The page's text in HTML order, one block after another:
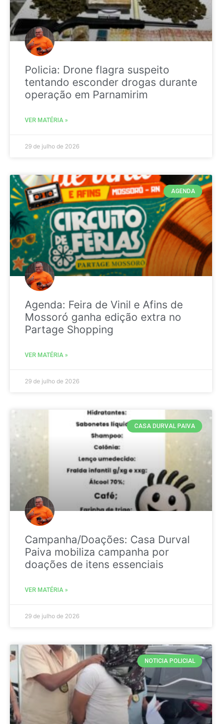
Policia: Drone flagra suspeito
tentando esconder drogas durante
operação em Parnamirim
VER MATÉRIA »
29 de julho de 2026
AGENDA
Agenda: Feira de Vinil e Afins de
Mossoró ganha edição extra no
Partage Shopping
VER MATÉRIA »
29 de julho de 2026
CASA DURVAL PAIVA
Campanha/Doações: Casa Durval
Paiva mobiliza campanha por
doações de itens essenciais
VER MATÉRIA »
29 de julho de 2026
NOTICIA POLICIAL